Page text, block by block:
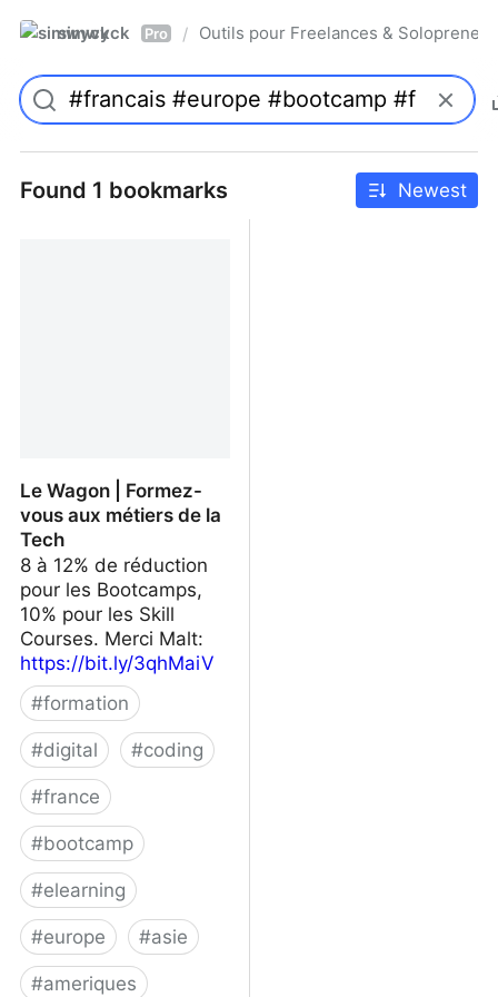
simwyck Pro / Outils pour Freelances &
Found 1 bookmarks Newest
Le Wagon | Formez-
vous aux métiers de la
Tech
8 à 12% de réduction
pour les Bootcamps,
10% pour les Skill
Courses. Merci Malt:
https://bit.ly/3qhMaiV
#formation
#digital #coding
#france
#bootcamp
#elearning
#europe #asie
#ameriques